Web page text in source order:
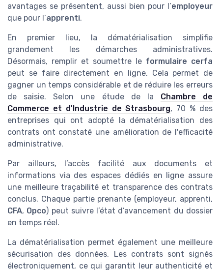
avantages se présentent, aussi bien pour l’employeur
que pour l’apprenti.
En premier lieu, la dématérialisation simplifie
grandement les démarches administratives.
Désormais, remplir et soumettre le formulaire cerfa
peut se faire directement en ligne. Cela permet de
gagner un temps considérable et de réduire les erreurs
de saisie. Selon une étude de la Chambre de
Commerce et d'Industrie de Strasbourg, 70 % des
entreprises qui ont adopté la dématérialisation des
contrats ont constaté une amélioration de l'efficacité
administrative.
Par ailleurs, l’accès facilité aux documents et
informations via des espaces dédiés en ligne assure
une meilleure traçabilité et transparence des contrats
conclus. Chaque partie prenante (employeur, apprenti,
CFA, Opco) peut suivre l’état d’avancement du dossier
en temps réel.
La dématérialisation permet également une meilleure
sécurisation des données. Les contrats sont signés
électroniquement, ce qui garantit leur authenticité et